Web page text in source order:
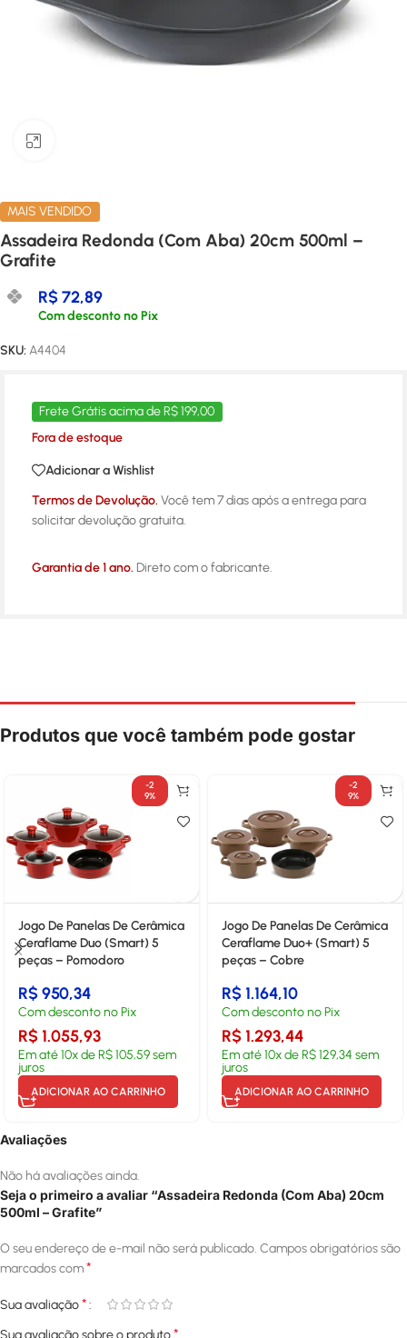
MAIS VENDIDO
Assadeira Redonda (Com Aba) 20cm 500ml –
Grafite
R$72,89
Com desconto no Pix
SKU: A4404
Frete Grátis acima de R$ 199,00
Fora de estoque
Adicionar a Wishlist
Termos de Devolução. Você tem 7 dias após a entrega para
solicitar devolução gratuita.
Garantia de 1 ano. Direto com o fabricante.
Produtos que você também pode gostar
-2
9%
Jogo De Panelas De Cerâmica
Ceraflame Duo (Smart) 5
peças – Pomodoro
R$950,34
Com desconto no Pix
R$1.055,93
Em até10x deR$105,59sem
juros
ADICIONAR AO CARRINHO
-2
9%
Jogo De Panelas De Cerâmica
Ceraflame Duo+ (Smart) 5
peças – Cobre
R$1.164,10
Com desconto no Pix
R$1.293,44
Em até10x deR$129,34 sem
juros
ADICIONAR AO CARRINHO
Avaliações
Não há avaliações ainda.
Seja o primeiro a avaliar “Assadeira Redonda (Com Aba) 20cm
500ml – Grafite”
O seu endereço de e-mail não será publicado. Campos obrigatórios são
marcados com*
Sua avaliação*
Sua avaliação sobre o produto*